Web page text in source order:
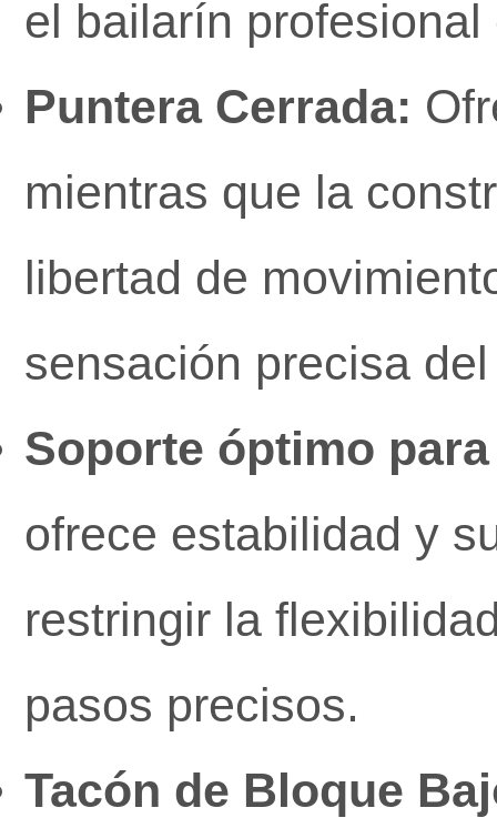
el bailarín
Puntera Cerrada:
mientras que la
libertad de
sensación precisa
Soporte óptimo
ofrece estabilidad y
restringir la
pasos precisos.
Tacón de Bloque